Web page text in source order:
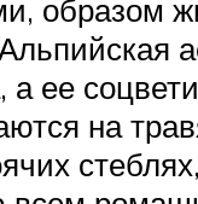
образом
а ее
на